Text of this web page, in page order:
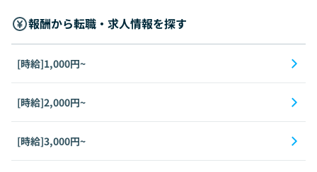
報酬から転職・求人情報を探す
[時給]1,000円~
[時給]2,000円~
[時給]3,000円~